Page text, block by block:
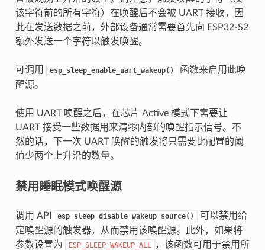
该字符前的所有字符）在唤醒后不会被 UART 接收，因
此在发送数据之前，外部设备通常需要首先向 ESP32-S2
额外发送一个字符以触发唤醒。
可调用 esp_sleep_enable_uart_wakeup()
函数来启用此唤
醒源。
使用 UART 唤醒之后，在芯片 Active 模式下需要让
UART 接受一些数据用来清零内部的唤醒指示信号。不
然的话，下一次 UART 唤醒的触发将只需要比配置的阈
值少两个上升沿的数量。
禁用睡眠模式唤醒源
调用 API esp_sleep_disable_wakeup_source()
可以禁用给
定唤醒源的触发器，从而禁用该唤醒源。此外，如果将
参数设置为
ESP_SLEEP_WAKEUP_ALL ，该函数可用于禁用所